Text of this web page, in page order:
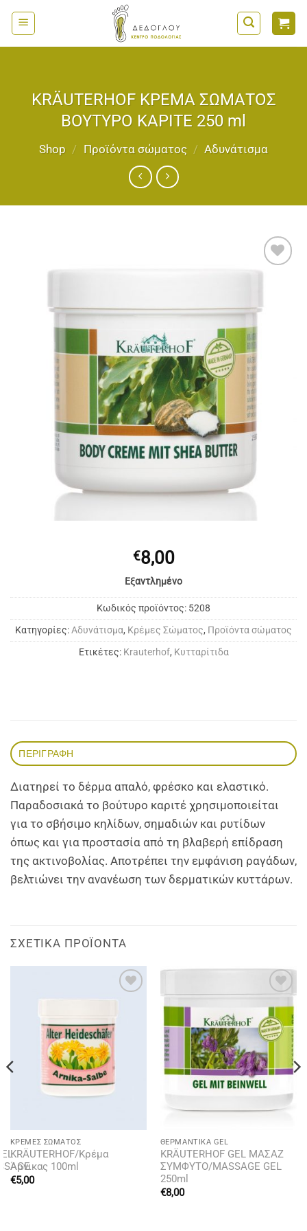
Μετάβαση
στο
περιεχόμενο
KRÄUTERHOF ΚΡΕΜΑ ΣΩΜΑΤΟΣ
ΒΟΥΤΥΡΟ ΚΑΡΙΤΕ 250 ml
Shop / Προϊόντα σώματος / Αδυνάτισμα
€8,00
Εξαντλημένο
Κωδικός προϊόντος: 5208
Κατηγορίες:Αδυνάτισμα, Κρέμες Σώματος, Προϊόντα σώματος
Ετικέτες: Krauterhof, Κυτταρίτιδα
ΠΕΡΙΓΡΑΦΉ
Διατηρεί το δέρμα απαλό, φρέσκο και ελαστικό.
Παραδοσιακά το βούτυρο καριτέ χρησιμοποιείται
για το σβήσιμο κηλίδων, σημαδιών και ρυτίδων
όπως και για προστασία από τη βλαβερή επίδραση
της ακτινοβολίας. Αποτρέπει την εμφάνιση ραγάδων,
βελτιώνει την ανανέωση των δερματικών κυττάρων.
ΣΧΕΤΙΚΆ ΠΡΟΪΌΝΤΑ
Add to
ΚΡΈΜΕΣ ΣΏΜΑΤΟΣ
KRÄUTERHOF/Κρέμα
Άρνικας 100ml
€5,00
wishlist
ΘΕΡΜΑΝΤΙΚΆ GEL
KRÄUTERHOF GEL ΜΑΣΑΖ
ΣΥΜΦΥΤΟ/MASSAGE GEL
250ml
€8,00